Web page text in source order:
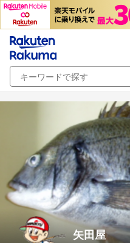
矢田屋